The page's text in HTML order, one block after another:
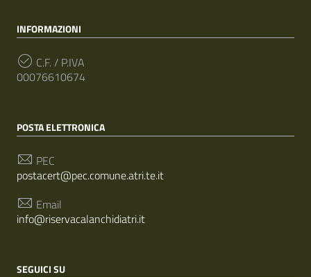
INFORMAZIONI
C.F. / P.IVA
00076610674
POSTA ELETTRONICA
PEC
postacert@pec.comune.atri.te.it
Email
info@riservacalanchidiatri.it
SEGUICI SU